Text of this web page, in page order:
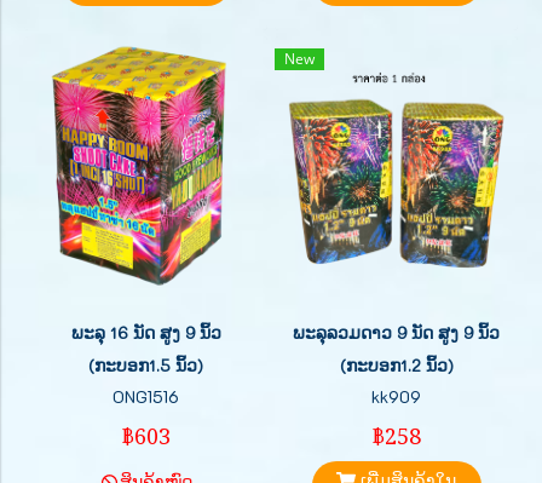
ພະລຸ 16 ນັດ ສູງ 9 ນິ້ວ
(ກະບອກ1.5 ນິ້ວ)
ONG1516
฿603
New
ພະລຸລວມດາວ 9 ນັດ ສູງ 9 ນິ້ວ
(ກະບອກ1.2 ນິ້ວ)
kk909
฿258